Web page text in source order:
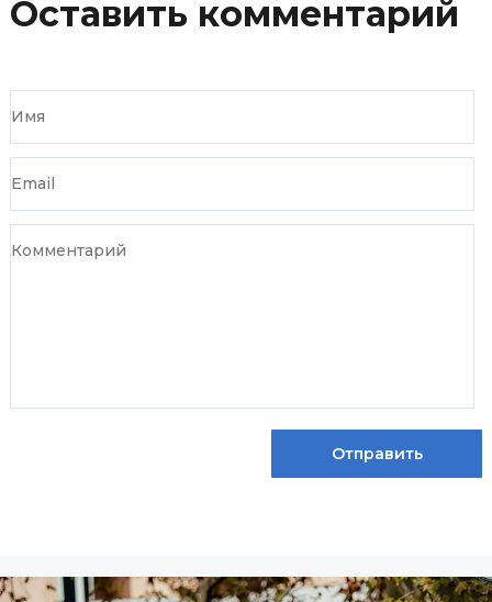
Оставить комментарий